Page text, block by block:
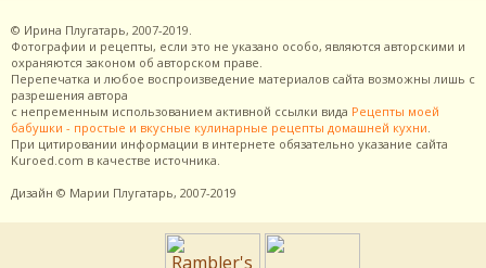
© Ирина Плугатарь, 2007-2019.
Фотографии и рецепты, если это не указано особо, являются авторскими и
охраняются законом об авторском праве.
Перепечатка и любое воспроизведение материалов сайта возможны лишь с
разрешения автора
с непременным использованием активной ссылки вида Рецепты моей
бабушки - простые и вкусные кулинарные рецепты домашней кухни.
При цитировании информации в интернете обязательно указание сайта
Kuroed.com в качестве источника.
Дизайн © Марии Плугатарь, 2007-2019